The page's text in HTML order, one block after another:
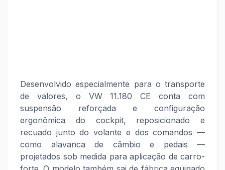
Desenvolvido especialmente para o transporte
de valores, o VW 11.180 CE conta com
suspensão reforçada e configuração
ergonômica do cockpit, reposicionado e
recuado junto do volante e dos comandos —
como alavanca de câmbio e pedais —
projetados sob medida para aplicação de carro-